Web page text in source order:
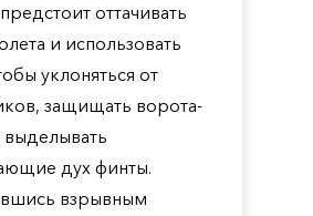
оттачивать
и использовать
уклоняться от
защищать ворота-
дух финты.
взрывным